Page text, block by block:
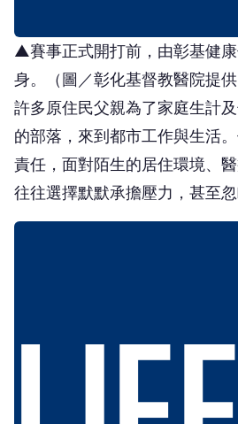
▲賽事正式開打前，由彰基健
身。（圖／彰化基督教醫院提供
許多原住民父親為了家庭生計
的部落，來到都市工作與生活
責任，面對陌生的居住環境、
往往選擇默默承擔壓力，甚至忽